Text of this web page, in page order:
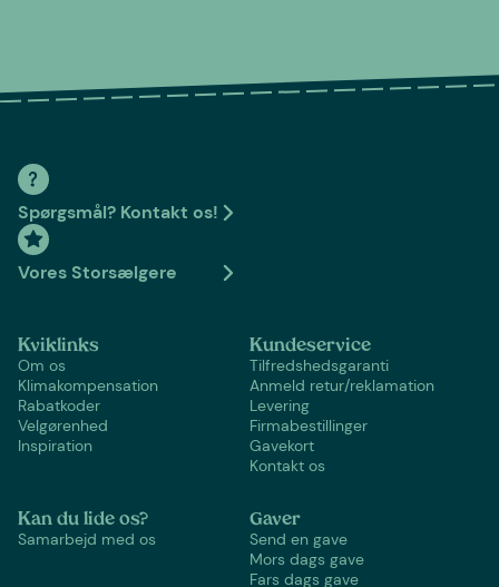
Spørgsmål? Kontakt os!
Vores Storsælgere
Kviklinks
Om os
Klimakompensation
Rabatkoder
Velgørenhed
Inspiration
Kundeservice
Tilfredshedsgaranti
Anmeld retur/reklamation
Levering
Firmabestillinger
Gavekort
Kontakt os
Kan du lide os?
Samarbejd med os
Gaver
Send en gave
Mors dags gave
Fars dags gave